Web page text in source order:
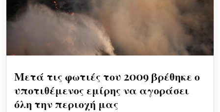
Μετά τις φωτιές του 2009 βρέθηκε ο
υποτιθέμενος εμίρης να αγοράσει
όλη την περιοχή μας